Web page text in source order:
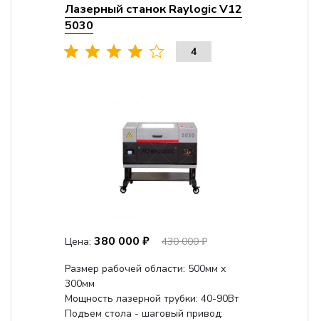
Лазерный станок Raylogic V12
5030
4
Цена: 380 000 ₽
430 000 ₽
Размер рабочей области: 500мм х
300мм
Мощность лазерной трубки: 40-90Вт
Подъем стола - шаговый привод: